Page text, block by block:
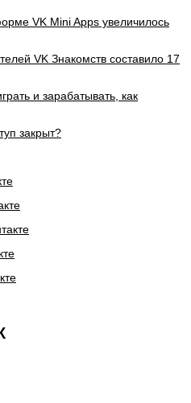
VK Mini Apps увеличилось
VK Знакомств составило 17
и зарабатывать, как
закрыт?